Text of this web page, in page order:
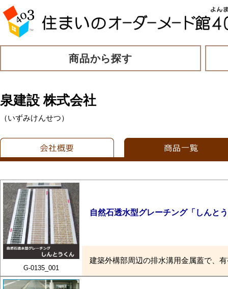
商品から探す
泉建設 株式会社
（いずみけんせつ）
G-0135_001
自然石透水型グレーチング「しんと
建築外構部周辺の排水溝用金属蓋で、